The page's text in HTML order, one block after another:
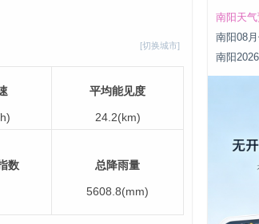
[切换城市]
平均能见度
24.2(km)
数 总降雨量
5608.8(mm)
南阳天
南阳08
南阳